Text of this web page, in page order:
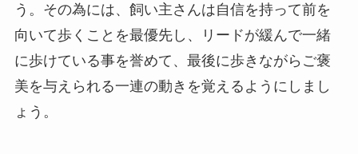
う。その為には、飼い主さんは自信を持って前を
向いて歩くことを最優先し、リードが緩んで一緒
に歩けている事を誉めて、最後に歩きながらご褒
美を与えられる一連の動きを覚えるようにしまし
ょう。